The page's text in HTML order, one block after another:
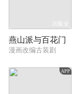
26集全
燕山派与百花门
漫画改编古装剧
APP